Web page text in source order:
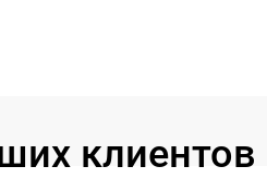
клиентов